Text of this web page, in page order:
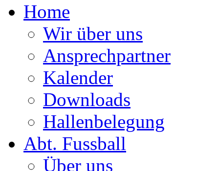
Home
Wir über uns
Ansprechpartner
Kalender
Downloads
Hallenbelegung
Abt. Fussball
Über uns